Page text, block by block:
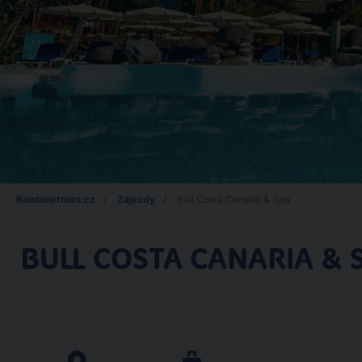
Rainbowtours.cz Zájezdy
BULL COSTA CANARIA &